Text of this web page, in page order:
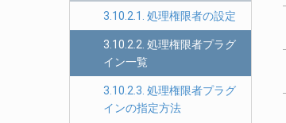
3.10.2.1. 処理権限者の設定
3.10.2.2. 処理権限者プラグ
イン一覧
3.10.2.3. 処理権限者プラグ
インの指定方法